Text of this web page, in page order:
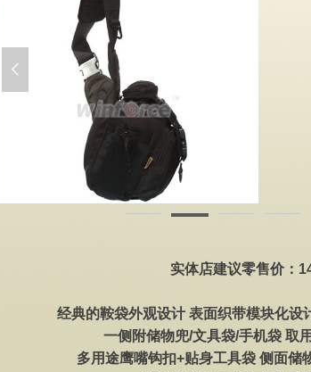
넳
实体店建议零售价：
经典的鞍袋外观设计 表面织带模块化设
一侧附储物兜/文具袋/手机袋 取
多用途鹰嘴钩扣+贴身工具袋 侧面储